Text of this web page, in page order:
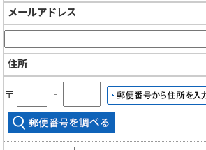
メールアドレス
住所
〒 ‐